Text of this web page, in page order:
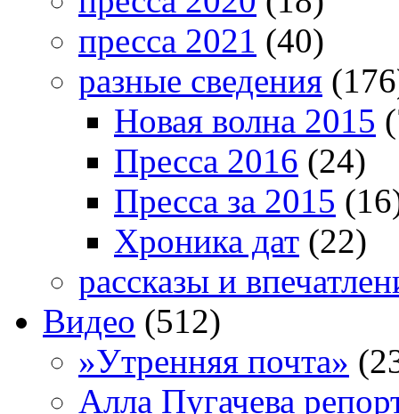
пресса 2021 (40)
разные сведения
Новая волна 2015
Пресса 2016 (24)
Пресса за 2015
Хроника дат (22)
рассказы и
Видео (512)
»Утренняя почта»
Алла Пугачева